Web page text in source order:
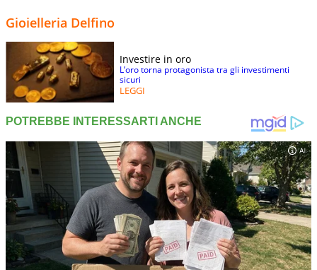
Gioielleria Delfino
Investire in oro
L’oro torna protagonista tra gli investimenti
sicuri
LEGGI